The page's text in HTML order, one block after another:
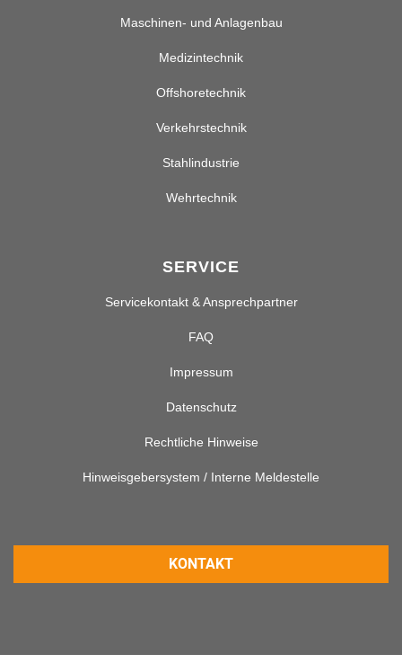
Maschinen- und Anlagenbau
Medizintechnik
Offshoretechnik
Verkehrstechnik
Stahlindustrie
Wehrtechnik
SERVICE
Servicekontakt & Ansprechpartner
FAQ
Impressum
Datenschutz
Rechtliche Hinweise
Hinweisgebersystem / Interne Meldestelle
KONTAKT